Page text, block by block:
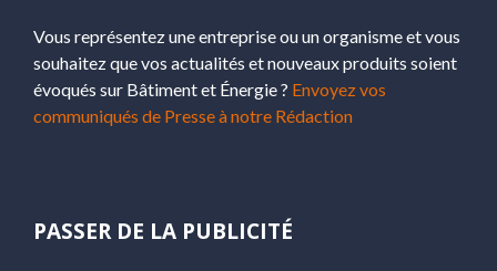
Vous représentez une entreprise ou un organisme et vous
souhaitez que vos actualités et nouveaux produits soient
évoqués sur Bâtiment et Énergie ? Envoyez vos
communiqués de Presse à notre Rédaction
PASSER DE LA PUBLICITÉ